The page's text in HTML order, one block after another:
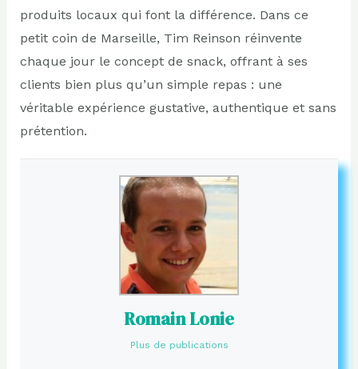
produits locaux qui font la différence. Dans ce
petit coin de Marseille, Tim Reinson réinvente
chaque jour le concept de snack, offrant à ses
clients bien plus qu’un simple repas : une
véritable expérience gustative, authentique et sans
prétention.
Romain Lonie
Plus de publications